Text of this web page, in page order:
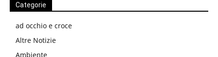
Categorie
ad occhio e croce
Altre Notizie
Ambiente